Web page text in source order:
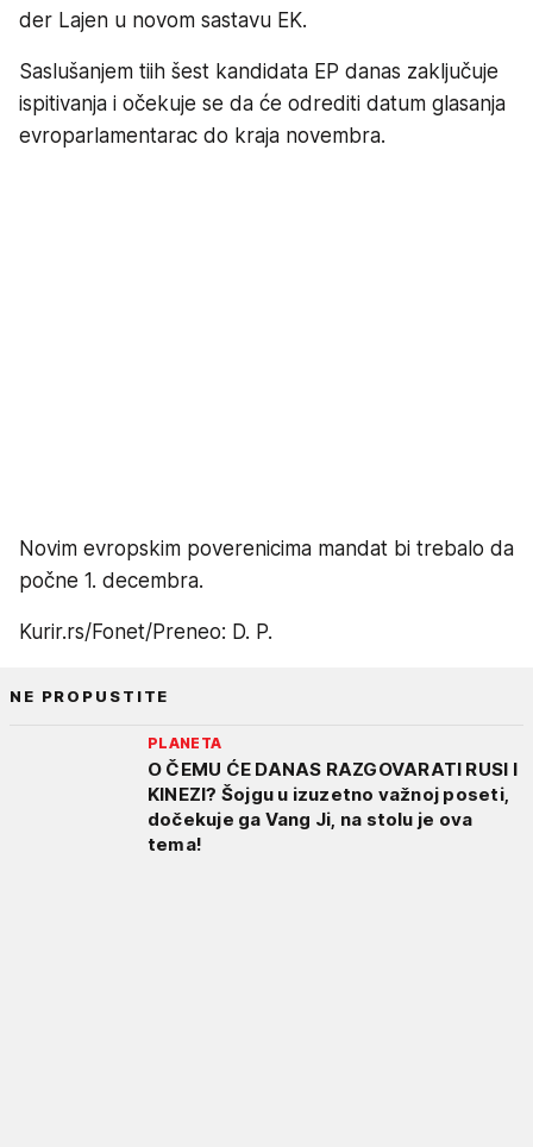
der Lajen u novom sastavu EK.
Saslušanjem tiih šest kandidata EP danas zaključuje
ispitivanja i očekuje se da će odrediti datum glasanja
evroparlamentarac do kraja novembra.
Novim evropskim poverenicima mandat bi trebalo da
počne 1. decembra.
Kurir.rs/Fonet/Preneo: D. P.
NE PROPUSTITE
PLANETA
O ČEMU ĆE DANAS RAZGOVARATI RUSI I
KINEZI? Šojgu u izuzetno važnoj poseti,
dočekuje ga Vang Ji, na stolu je ova
tema!